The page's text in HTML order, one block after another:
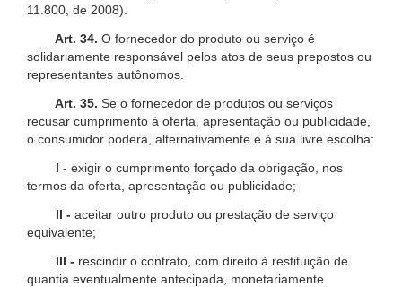
11.800, de 2008).
Art. 34. O fornecedor do produto ou serviço é
solidariamente responsável pelos atos de seus prepostos ou
representantes autônomos.
Art. 35. Se o fornecedor de produtos ou serviços
recusar cumprimento à oferta, apresentação ou publicidade,
o consumidor poderá, alternativamente e à sua livre escolha:
I - exigir o cumprimento forçado da obrigação, nos
termos da oferta, apresentação ou publicidade;
II - aceitar outro produto ou prestação de serviço
equivalente;
III - rescindir o contrato, com direito à restituição de
quantia eventualmente antecipada, monetariamente